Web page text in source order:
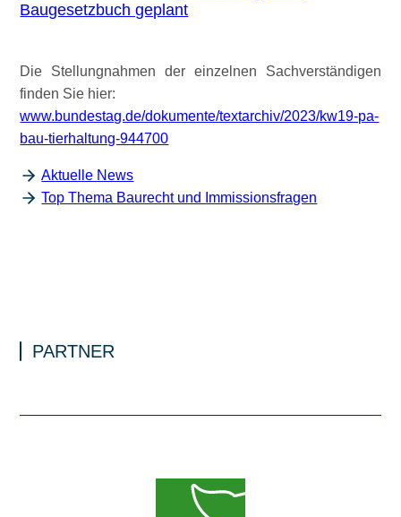
Baugesetzbuch geplant
Die Stellungnahmen der einzelnen Sachverständigen
finden Sie hier:
www.bundestag.de/dokumente/textarchiv/2023/kw19-pa-
bau-tierhaltung-944700
Aktuelle News
Top Thema Baurecht und Immissionsfragen
PARTNER